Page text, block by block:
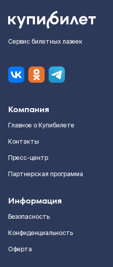
Сервис билетных лазеек
Компания
Главное о Купибилете
Контакты
Пресс-центр
Партнерская программа
Информация
Безопасность
Конфиденциальность
Оферта